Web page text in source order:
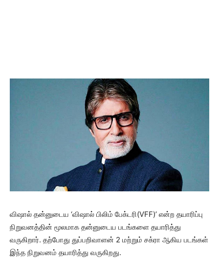
விஷால் தன்னுடைய ‘விஷால் பிலிம் பேக்டரி(VFF)’ என்ற தயாரிப்பு
நிறுவனத்தின் மூலமாக தன்னுடைய படங்களை தயாரித்து
வருகிறார். தற்போது துப்பறிவாளன் 2 மற்றும் சக்ரா ஆகிய படங்கள்
இந்த நிறுவனம் தயாரித்து வருகிறது.